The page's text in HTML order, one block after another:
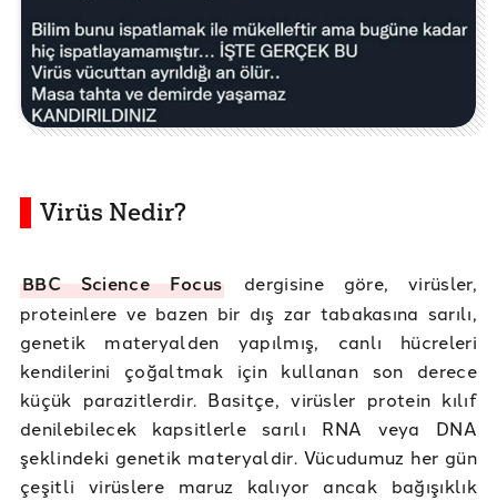
Virüs Nedir?
BBC Science Focus dergisine göre, virüsler,
proteinlere ve bazen bir dış zar tabakasına sarılı,
genetik materyalden yapılmış, canlı hücreleri
kendilerini çoğaltmak için kullanan son derece
küçük parazitlerdir. Basitçe, virüsler protein kılıf
denilebilecek kapsitlerle sarılı RNA veya DNA
şeklindeki genetik materyaldir. Vücudumuz her gün
çeşitli virüslere maruz kalıyor ancak bağışıklık